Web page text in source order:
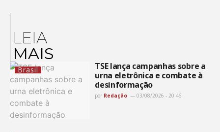
LEIA
MAIS
Brasil
TSE lança campanhas sobre a
urna eletrônica e combate à
desinformação
por Redação 03/08/2026 - 20:46